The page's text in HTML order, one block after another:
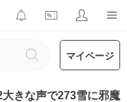
マイページ
きな声で273雪に邪魔